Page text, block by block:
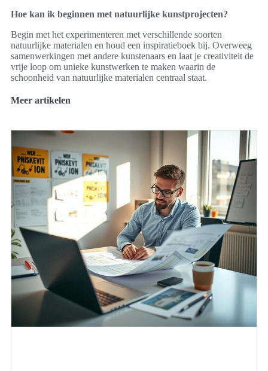
Hoe kan ik beginnen met natuurlijke kunstprojecten?
Begin met het experimenteren met verschillende soorten
natuurlijke materialen en houd een inspiratieboek bij. Overweeg
samenwerkingen met andere kunstenaars en laat je creativiteit de
vrije loop om unieke kunstwerken te maken waarin de
schoonheid van natuurlijke materialen centraal staat.
Meer artikelen